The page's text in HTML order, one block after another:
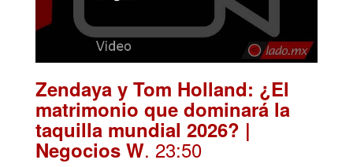
Zendaya y Tom Holland: ¿El
matrimonio que dominará la
taquilla mundial 2026? |
Negocios W. 23:50